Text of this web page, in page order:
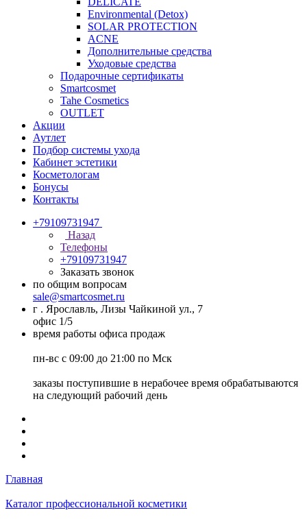
Environmental (Detox)
SOLAR PROTECTION
АCNE
Дополнительные средства
Уходовые средства
Подарочные сертификаты
Smartcosmet
Tahe Cosmetics
OUTLET
Акции
Аутлет
Подбор системы ухода
Кабинет эстетики
Косметологам
Бонусы
Контакты
+79109731947
Назад
Телефоны
+79109731947
Заказать звонок
по общим вопросам
sale@smartcosmet.ru
г . Ярославль, Лизы Чайкиной ул., 7
офис 1/5
время работы офиса продаж
пн-вс с 09:00 до 21:00 по Мск
заказы поступившие в нерабочее время обрабатываются
на следующий рабочий день
Главная
Каталог профессиональной косметики